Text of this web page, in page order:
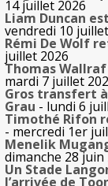
14 juillet 2026
Liam Duncan
vendredi 10
Rémi De Wolf
juillet 2026
Thomas
mardi 7 juillet
Gros transfert
Grau - lundi 6
Timothé Rifon
- mercredi 1er
Menelik
dimanche 28 juin
Un Stade
l’arrivée de